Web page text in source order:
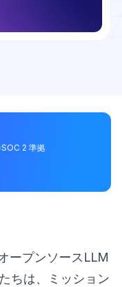
SOC 2 準拠
ープンソースLLM
ちは、ミッション